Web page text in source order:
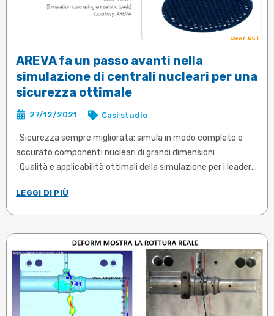
AREVA fa un passo avanti nella
simulazione di centrali nucleari per una
sicurezza ottimale
27/12/2021 Casi studio
. Sicurezza sempre migliorata: simula in modo completo e
accurato componenti nucleari di grandi dimensioni
. Qualità e applicabilità ottimali della simulazione per i leader
. Soluzioni hardware con la potenza di calcolo più elevata mai
precise ed efficienti ...
Articolo in inglese
LEGGI DI PIÙ